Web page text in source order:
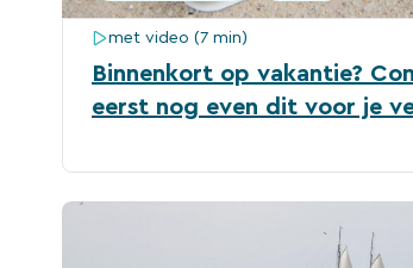
met video (7 min)
Binnenkort op vakantie?
eerst nog even dit voor je